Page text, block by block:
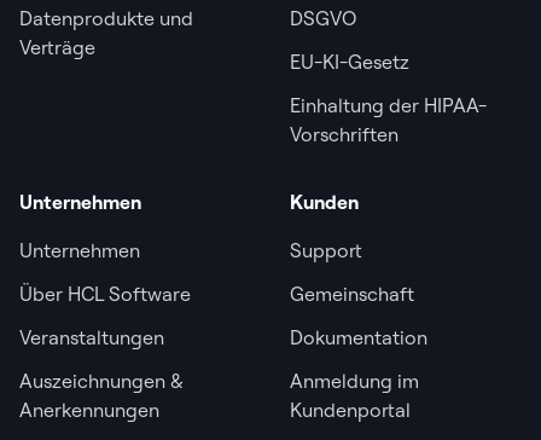
Datenprodukte und
Verträge
DSGVO
EU-KI-Gesetz
Einhaltung der HIPAA-
Vorschriften
Unternehmen
Unternehmen
Über HCL Software
Veranstaltungen
Auszeichnungen &
Anerkennungen
Kunden
Support
Gemeinschaft
Dokumentation
Anmeldung im
Kundenportal